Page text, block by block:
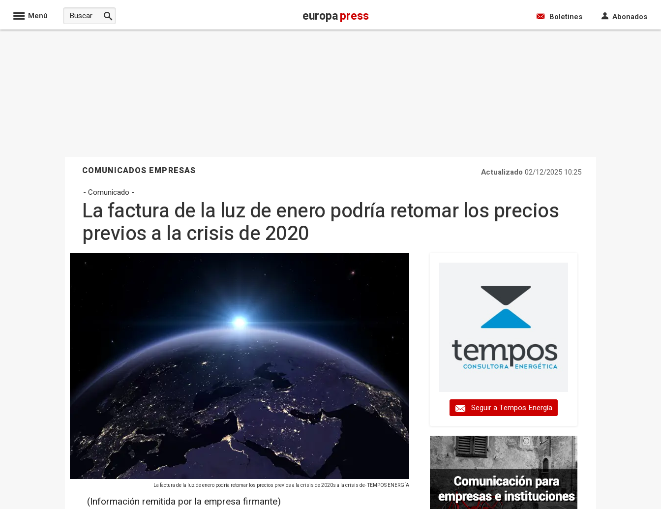
Menú europapress Boletines Abonados
COMUNICADOS EMPRESAS Actualizado 02/12/2025 10:25
- Comunicado -
La factura de la luz de enero podría retomar los precios
previos a la crisis de 2020
La factura de la luz de enero podría retomar los precios previos a la crisis de 2020s a la crisis de- TEMPOS ENERGÍA
(Información remitida por la empresa firmante)
Seguir a Tempos Energía